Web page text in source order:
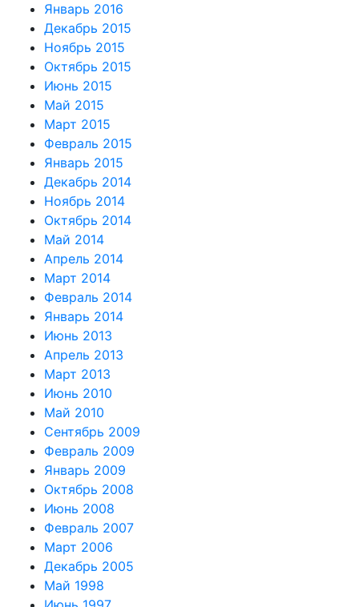
Январь 2016
Декабрь 2015
Ноябрь 2015
Октябрь 2015
Июнь 2015
Май 2015
Март 2015
Февраль 2015
Январь 2015
Декабрь 2014
Ноябрь 2014
Октябрь 2014
Май 2014
Апрель 2014
Март 2014
Февраль 2014
Январь 2014
Июнь 2013
Апрель 2013
Март 2013
Июнь 2010
Май 2010
Сентябрь 2009
Февраль 2009
Январь 2009
Октябрь 2008
Июнь 2008
Февраль 2007
Март 2006
Декабрь 2005
Май 1998